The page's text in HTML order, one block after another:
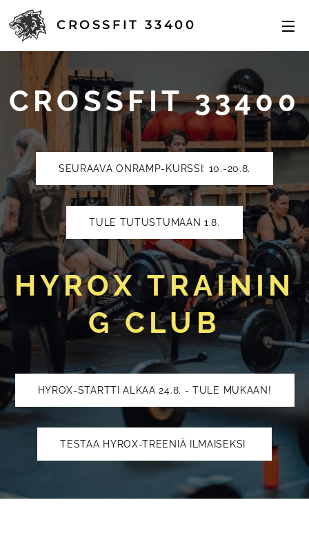
CROSSFIT 33400
CROSSFIT 33400
SEURAAVA ONRAMP-KURSSI: 10.-20.8.
TULE TUTUSTUMAAN 1.8.
HYROX TRAININ
G CLUB
HYROX-STARTTI ALKAA 24.8. - TULE MUKAAN!
TESTAA HYROX-TREENIÄ ILMAISEKSI